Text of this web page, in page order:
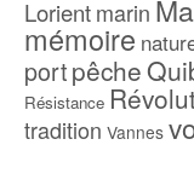
Lorientmarin
mémoire
portpêche
Résistance
tradition Vannes